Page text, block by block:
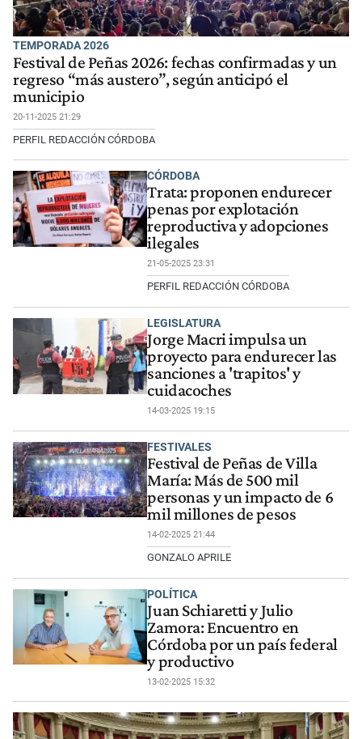
TEMPORADA 2026
Festival de Peñas 2026: fechas confirmadas y un
regreso “más austero”, según anticipó el
municipio
20-11-2025 21:29
PERFIL REDACCIÓN CÓRDOBA
CÓRDOBA
Trata: proponen endurecer
penas por explotación
reproductiva y adopciones
ilegales
21-05-2025 23:31
PERFIL REDACCIÓN CÓRDOBA
LEGISLATURA
Jorge Macri impulsa un
proyecto para endurecer las
sanciones a 'trapitos' y
cuidacoches
14-03-2025 19:15
FESTIVALES
Festival de Peñas de Villa
María: Más de 500 mil
personas y un impacto de 6
mil millones de pesos
14-02-2025 21:44
GONZALO APRILE
POLÍTICA
Juan Schiaretti y Julio
Zamora: Encuentro en
Córdoba por un país federal
y productivo
13-02-2025 15:32